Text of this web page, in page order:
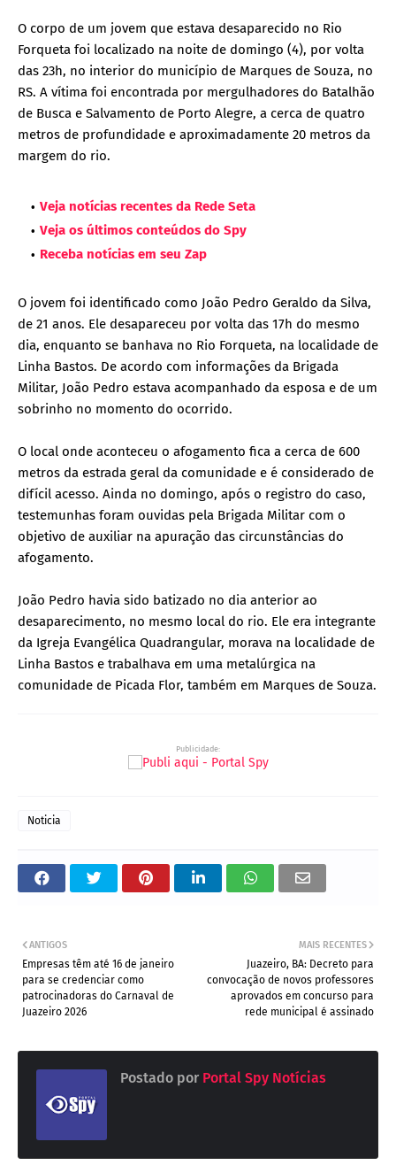
O corpo de um jovem que estava desaparecido no Rio
Forqueta foi localizado na noite de domingo (4), por volta
das 23h, no interior do município de Marques de Souza, no
RS. A vítima foi encontrada por mergulhadores do Batalhão
de Busca e Salvamento de Porto Alegre, a cerca de quatro
metros de profundidade e aproximadamente 20 metros da
margem do rio.
Veja notícias recentes da Rede Seta
Veja os últimos conteúdos do Spy
Receba notícias em seu Zap
O jovem foi identificado como João Pedro Geraldo da Silva,
de 21 anos. Ele desapareceu por volta das 17h do mesmo
dia, enquanto se banhava no Rio Forqueta, na localidade de
Linha Bastos. De acordo com informações da Brigada
Militar, João Pedro estava acompanhado da esposa e de um
sobrinho no momento do ocorrido.
O local onde aconteceu o afogamento fica a cerca de 600
metros da estrada geral da comunidade e é considerado de
difícil acesso. Ainda no domingo, após o registro do caso,
testemunhas foram ouvidas pela Brigada Militar com o
objetivo de auxiliar na apuração das circunstâncias do
afogamento.
João Pedro havia sido batizado no dia anterior ao
desaparecimento, no mesmo local do rio. Ele era integrante
da Igreja Evangélica Quadrangular, morava na localidade de
Linha Bastos e trabalhava em uma metalúrgica na
comunidade de Picada Flor, também em Marques de Souza.
Publicidade:
Noticia
MAIS RECENTES
Juazeiro, BA: Decreto para
convocação de novos professores
aprovados em concurso para
rede municipal é assinado
ANTIGOS
Empresas têm até 16 de janeiro
para se credenciar como
patrocinadoras do Carnaval de
Juazeiro 2026
Postado por Portal Spy Notícias